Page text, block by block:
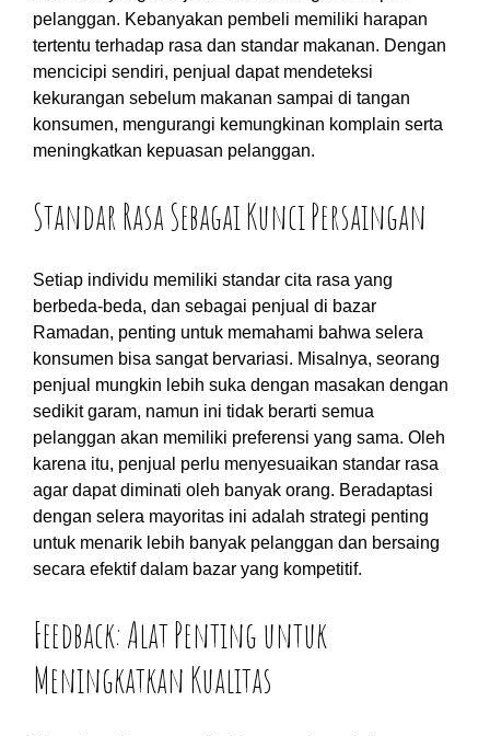
pelanggan. Kebanyakan pembeli memiliki harapan
tertentu terhadap rasa dan standar makanan. Dengan
mencicipi sendiri, penjual dapat mendeteksi
kekurangan sebelum makanan sampai di tangan
konsumen, mengurangi kemungkinan komplain serta
meningkatkan kepuasan pelanggan.
Standar Rasa Sebagai Kunci Persaingan
Setiap individu memiliki standar cita rasa yang
berbeda-beda, dan sebagai penjual di bazar
Ramadan, penting untuk memahami bahwa selera
konsumen bisa sangat bervariasi. Misalnya, seorang
penjual mungkin lebih suka dengan masakan dengan
sedikit garam, namun ini tidak berarti semua
pelanggan akan memiliki preferensi yang sama. Oleh
karena itu, penjual perlu menyesuaikan standar rasa
agar dapat diminati oleh banyak orang. Beradaptasi
dengan selera mayoritas ini adalah strategi penting
untuk menarik lebih banyak pelanggan dan bersaing
secara efektif dalam bazar yang kompetitif.
Feedback: Alat Penting untuk
Meningkatkan Kualitas